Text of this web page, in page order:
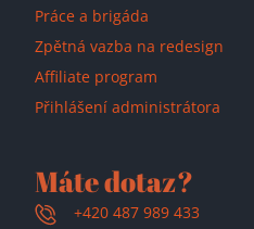
Práce a brigáda
Zpětná vazba na redesign
Affiliate program
Přihlášení administrátora
Máte dotaz?
+420 487 989 433